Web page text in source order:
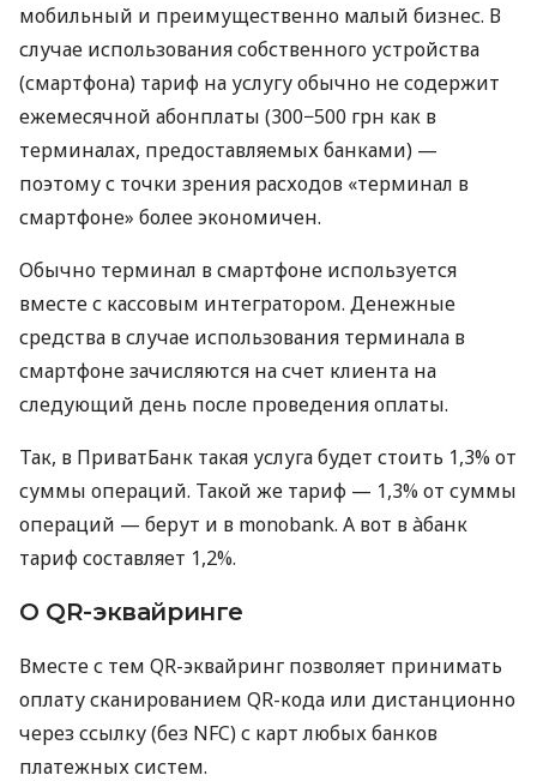
мобильный и преимущественно малый бизнес. В
случае использования собственного устройства
(смартфона) тариф на услугу обычно не содержит
ежемесячной абонплаты (300−500 грн как в
терминалах, предоставляемых банками) —
поэтому с точки зрения расходов «терминал в
смартфоне» более экономичен.
Обычно терминал в смартфоне используется
вместе с кассовым интегратором. Денежные
средства в случае использования терминала в
смартфоне зачисляются на счет клиента на
следующий день после проведения оплаты.
Так, в ПриватБанк такая услуга будет стоить 1,3% от
суммы операций. Такой же тариф — 1,3% от суммы
операций — берут и в monobank. А вот в àбанк
тариф составляет 1,2%.
О QR-эквайринге
Вместе с тем QR-эквайринг позволяет принимать
оплату сканированием QR-кода или дистанционно
через ссылку (без NFC) с карт любых банков
платежных систем.